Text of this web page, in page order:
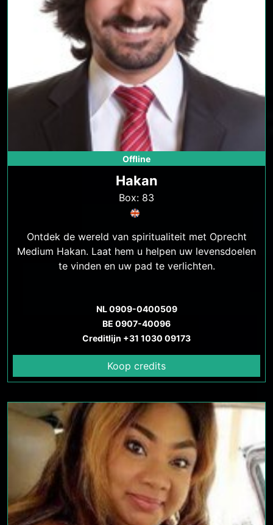
Offline
Hakan
Box: 83
Ontdek de wereld van spiritualiteit met Oprecht
Medium Hakan. Laat hem u helpen uw levensdoelen
te vinden en uw pad te verlichten.
NL 0909-0400509
BE 0907-40096
Creditlijn +31 1030 09173
Koop credits